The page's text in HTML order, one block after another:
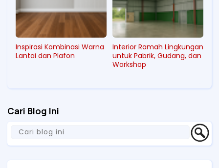
Inspirasi Kombinasi Warna
Lantai dan Plafon
Interior Ramah Lingkungan
untuk Pabrik, Gudang, dan
Workshop
Cari Blog Ini